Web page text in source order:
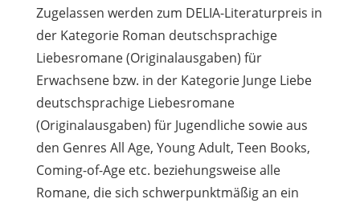
Zugelassen werden zum DELIA-Literaturpreis in
der Kategorie Roman deutschsprachige
Liebesromane (Originalausgaben) für
Erwachsene bzw. in der Kategorie Junge Liebe
deutschsprachige Liebesromane
(Originalausgaben) für Jugendliche sowie aus
den Genres All Age, Young Adult, Teen Books,
Coming-of-Age etc. beziehungsweise alle
Romane, die sich schwerpunktmäßig an ein